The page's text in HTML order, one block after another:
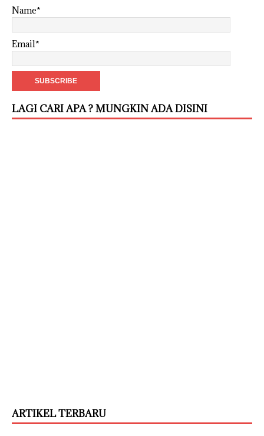
Name*
Email*
LAGI CARI APA ? MUNGKIN ADA DISINI
ARTIKEL TERBARU